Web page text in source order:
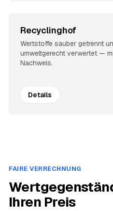
Recyclinghof
Wertstoffe sauber getrennt
umweltgerecht verwertet —
Nachweis.
Details
FAIRE VERRECHNUNG
Ihren Preis